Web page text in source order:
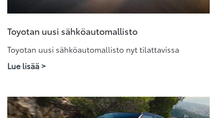
Toyotan uusi sähköautomallisto
Toyotan uusi sähköautomallisto nyt tilattavissa
Lue lisää >